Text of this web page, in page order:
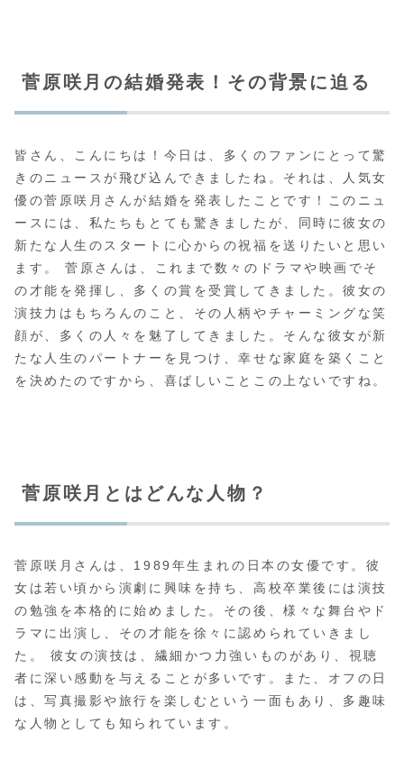
菅原咲月の結婚発表！その背景に迫る
皆さん、こんにちは！今日は、多くのファンにとって驚
きのニュースが飛び込んできましたね。それは、人気女
優の菅原咲月さんが結婚を発表したことです！このニュ
ースには、私たちもとても驚きましたが、同時に彼女の
新たな人生のスタートに心からの祝福を送りたいと思い
ます。 菅原さんは、これまで数々のドラマや映画でそ
の才能を発揮し、多くの賞を受賞してきました。彼女の
演技力はもちろんのこと、その人柄やチャーミングな笑
顔が、多くの人々を魅了してきました。そんな彼女が新
たな人生のパートナーを見つけ、幸せな家庭を築くこと
を決めたのですから、喜ばしいことこの上ないですね。
菅原咲月とはどんな人物？
菅原咲月さんは、1989年生まれの日本の女優です。彼
女は若い頃から演劇に興味を持ち、高校卒業後には演技
の勉強を本格的に始めました。その後、様々な舞台やド
ラマに出演し、その才能を徐々に認められていきまし
た。 彼女の演技は、繊細かつ力強いものがあり、視聴
者に深い感動を与えることが多いです。また、オフの日
は、写真撮影や旅行を楽しむという一面もあり、多趣味
な人物としても知られています。